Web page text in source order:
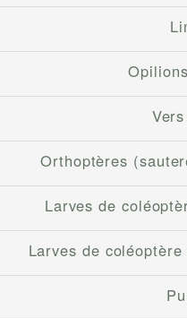
Orthoptères
Larves de
Larves de